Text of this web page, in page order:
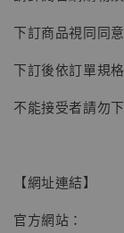
下訂商品視同同
下訂後依訂單規
不能接受者請勿
【網址連結】
官方網站：